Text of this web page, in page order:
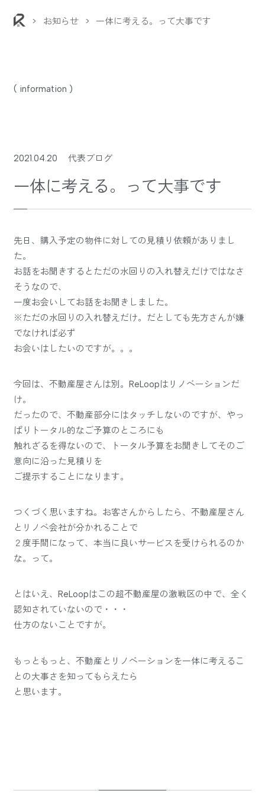
> お知らせ > 一体に考える。って大事です
( information )
2021.04.20 代表ブログ
一体に考える。って大事です
先日、購入予定の物件に対しての見積り依頼がありまし
た。
お話をお聞きするとただの水回りの入れ替えだけではなさ
そうなので、
一度お会いしてお話をお聞きしました。
※ただの水回りの入れ替えだけ。だとしても先方さんが嫌
でなければ必ず
お会いはしたいのですが。。。
今回は、不動産屋さんは別。ReLoopはリノベーションだ
け。
だったので、不動産部分にはタッチしないのですが、やっ
ぱりトータル的なご予算のところにも
触れざるを得ないので、トータル予算をお聞きしてそのご
意向に沿った見積りを
ご提示することになります。
つくづく思いますね。お客さんからしたら、不動産屋さん
とリノベ会社が分かれることで
２度手間になって、本当に良いサービスを受けられるのか
な。って。
とはいえ、ReLoopはこの超不動産屋の激戦区の中で、全く
認知されていないので・・・
仕方のないことですが。
もっともっと、不動産とリノベーションを一体に考えるこ
との大事さを知ってもらえたら
と思います。